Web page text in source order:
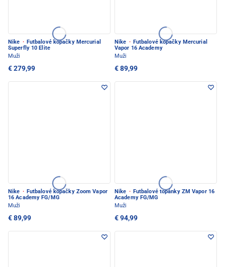
Nike · Futbalové kopačky Mercurial
Superfly 10 Elite
Muži
€ 279,99
Nike · Futbalové kopačky Mercurial
Vapor 16 Academy
Muži
€ 89,99
Nike · Futbalové kopačky Zoom Vapor
16 Academy FG/MG
Muži
€ 89,99
Nike · Futbalové topánky ZM Vapor 16
Academy FG/MG
Muži
€ 94,99